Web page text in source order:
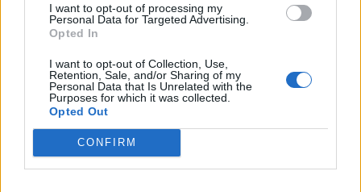
I want to opt-out of processing my
Personal Data for Targeted Advertising.
Opted In
I want to opt-out of Collection, Use,
Retention, Sale, and/or Sharing of my
Personal Data that Is Unrelated with the
Purposes for which it was collected.
Opted Out
CONFIRM